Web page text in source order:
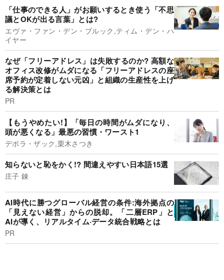
「仕事のできる人」がお願いするとき使う「不思
議とOKが出る言葉」とは?
エヴァ・ファン・デン・ブルック,ティム・デン・ハ
イヤー
なぜ「フリーアドレス」は失敗するのか? 高額な
オフィス改修がムダになる「フリーアドレスの座
席予約が定着しない元凶」と組織の生産性を上げ
る解決策とは
PR
【もうやめたい!】「毎日の時間がムダになり、
頭が悪くなる」最悪の習慣・ワースト1
デボラ・ザック,栗木さつき
知らないと恥をかく!? 間違えやすい日本語15選
庄子 錬
AI時代に勝つグローバル経営の条件:海外拠点の
「見えない経営」からの脱却。「二層ERP」と
AIが導く、リアルタイム·データ統合戦略とは
PR